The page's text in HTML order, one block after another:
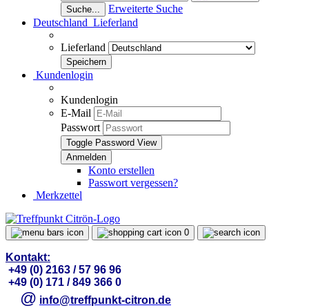
Suche...
Erweiterte Suche
Deutschland Lieferland
Lieferland
Kundenlogin
Kundenlogin
E-Mail
Passwort
Toggle Password View
Konto erstellen
Passwort vergessen?
Merkzettel
0
Kontakt:
+49 (0) 2163 / 57 96 96
+49 (0) 171 / 849 366 0
@ info@treffpunkt-citron.de